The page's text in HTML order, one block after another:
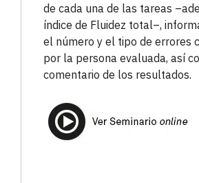
de cada una de las tareas
índice de Fluidez total–,
el número y el tipo de errores
por la persona evaluada, así
comentario de los resultados.